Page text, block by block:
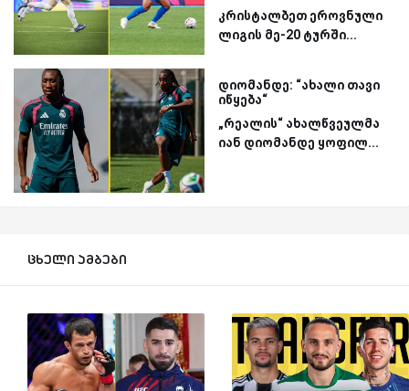
კრისტალბეთ ეროვნული
ლიგის მე-20 ტურში...
დიომანდე: “ახალი თავი
იწყება“
„რეალის“ ახალწვეულმა
იან დიომანდე ყოფილ...
ცხელი ამბები